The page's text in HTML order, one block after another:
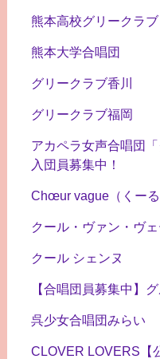
熊本高校グリークラ
熊本大学合唱団
グリークラブ香川
グリークラブ福岡
アカペラ女声合唱団
入団員募集中！
Chœur vague（くーる
クール・ヴァン・ヴ
クール シェンヌ
【合唱団員募集中】
呉少女合唱団みらい
CLOVER LOVERS【